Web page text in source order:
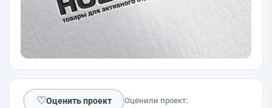
♡Оценить проект Оценили проект: